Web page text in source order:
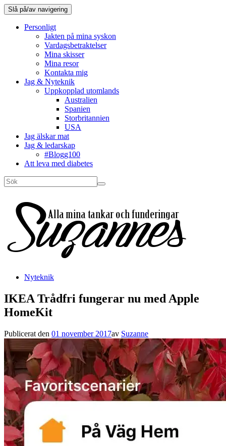
Slå på/av navigering
Personligt
Jakten på mina syskon
Vardagsbetraktelser
Mina skisser
Mina resor
Kontakta mig
Jag & Nyteknik
Uppkopplad utomlands
Australien
Spanien
Storbritannien
USA
Jag älskar mat
Jag & ledarskap
#Blogg100
Att leva med diabetes
Nyteknik
IKEA Trådfri fungerar nu med Apple
HomeKit
Publicerat den 01 november 2017av Suzanne